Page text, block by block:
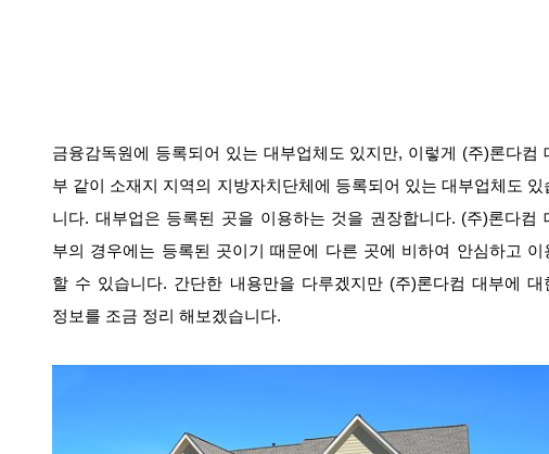
금융감독원에 등록되어 있는 대부업체도 있지만, 이렇게 (주)론다컴
부 같이 소재지 지역의 지방자치단체에 등록되어 있는 대부업체도 있
니다. 대부업은 등록된 곳을 이용하는 것을 권장합니다. (주)론다컴
부의 경우에는 등록된 곳이기 때문에 다른 곳에 비하여 안심하고 이
할 수 있습니다. 간단한 내용만을 다루겠지만 (주)론다컴 대부에 대
정보를 조금 정리 해보겠습니다.